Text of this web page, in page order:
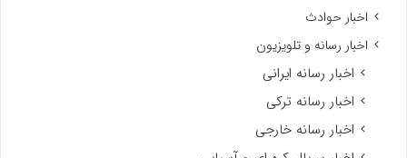
اخبار حوادث
اخبار رسانه و تلویزیون
اخبار رسانه ایرانی
اخبار رسانه ترکی
اخبار رسانه خارجی